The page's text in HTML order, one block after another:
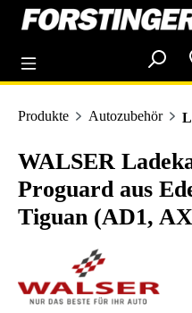
springen
Produkte Autozubehör
WALSER
Proguard aus
Tiguan (AD1,